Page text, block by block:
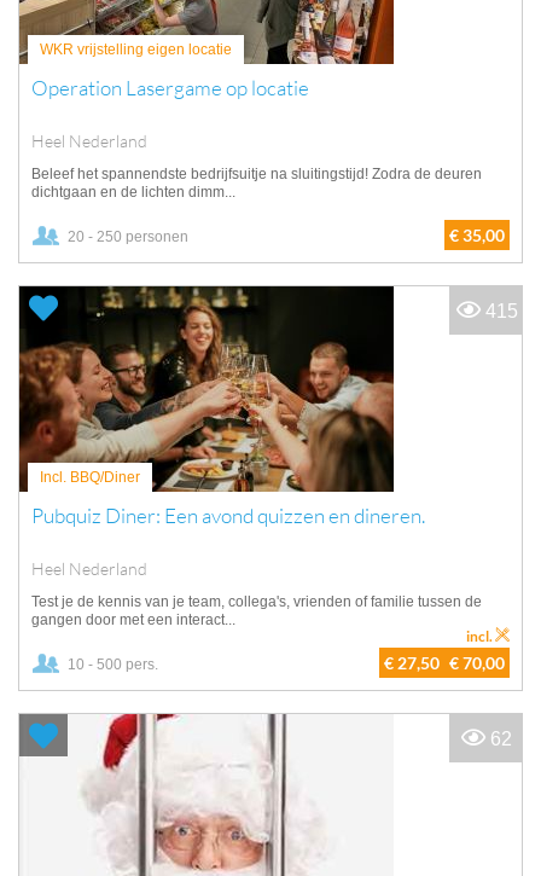
WKR vrijstelling eigen locatie
Operation Lasergame op locatie
Heel Nederland
Beleef het spannendste bedrijfsuitje na sluitingstijd! Zodra de deuren
dichtgaan en de lichten dimm...
20 - 250 personen € 35,00
Incl. BBQ/Diner
Pubquiz Diner: Een avond quizzen en dineren.
Heel Nederland
Test je de kennis van je team, collega's, vrienden of familie tussen de
gangen door met een interact...
10 - 500 pers. € 27,50 € 70,00
incl.
415
62